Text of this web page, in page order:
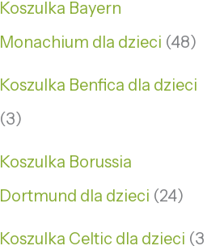
Koszulka Bayern
Monachium dla dzieci 48
Koszulka Benfica dla dzieci
3
Koszulka Borussia
Dortmund dla dzieci 24
Koszulka Celtic dla dzieci 3